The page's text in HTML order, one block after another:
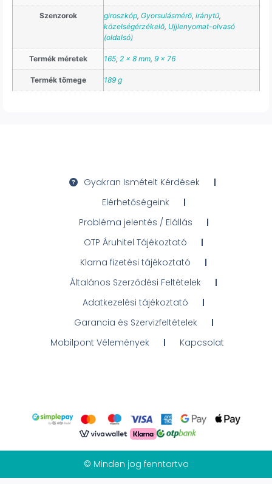
Szenzorok giroszkóp, Gyorsulásmérő, iránytű,
közelségérzékelő, Ujjlenyomat-olvasó
(oldalsó)
Termék méretek 165, 2 x 8 mm, 9 x 76
Termék tömege 189 g
Gyakran Ismételt Kérdések
Elérhetőségeink
Probléma jelentés / Elállás
OTP Áruhitel Tájékoztató
Klarna fizetési tájékoztató
Általános Szerződési Feltételek
Adatkezelési tájékoztató
Garancia és Szervizfeltételek
Mobilpont Vélemények
Kapcsolat
© Minden jog fenntartva